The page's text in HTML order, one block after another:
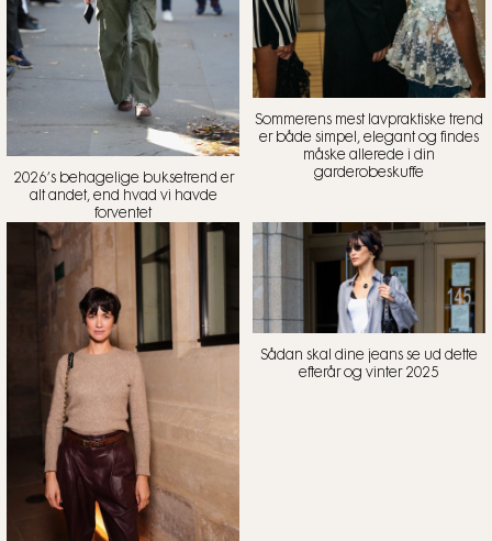
2026’s behagelige buksetrend er
alt andet, end hvad vi havde
forventet
Sommerens mest lavpraktiske trend
er både simpel, elegant og findes
måske allerede i din
garderobeskuffe
Sådan skal dine jeans se ud dette
efterår og vinter 2025